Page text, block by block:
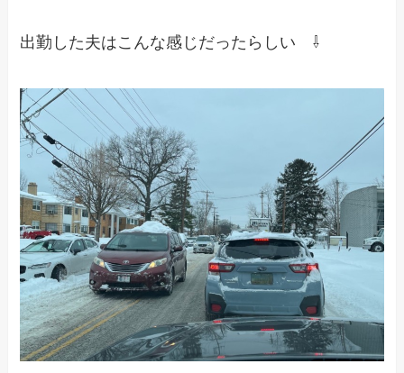
出勤した夫はこんな感じだったらしい ⇩